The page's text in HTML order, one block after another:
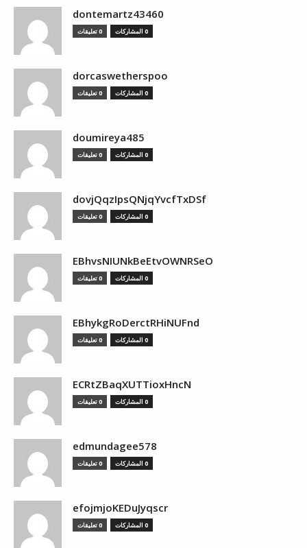
dontemartz43460
0 المشاركات 0 تعليقات
dorcaswetherspoo
0 المشاركات 0 تعليقات
doumireya485
0 المشاركات 0 تعليقات
dovjQqzIpsQNjqYvcfTxDSf
0 المشاركات 0 تعليقات
EBhvsNIUNkBeEtvOWNRSeO
0 المشاركات 0 تعليقات
EBhykgRoDerctRHiNUFnd
0 المشاركات 0 تعليقات
ECRtZBaqXUTTioxHncN
0 المشاركات 0 تعليقات
edmundagee578
0 المشاركات 0 تعليقات
efojmjoKEDuJyqscr
0 المشاركات 0 تعليقات